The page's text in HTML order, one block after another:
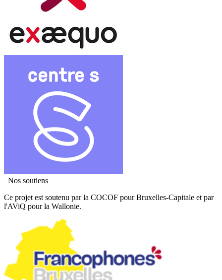
Nos soutiens
Ce projet est soutenu par la COCOF pour Bruxelles-Capitale et par
l'AViQ pour la Wallonie.